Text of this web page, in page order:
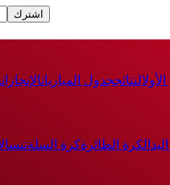
اشترك
الأولالنتائججدول المبارياتالإنجازات
الكرة الطائرةكرة السلةتنس